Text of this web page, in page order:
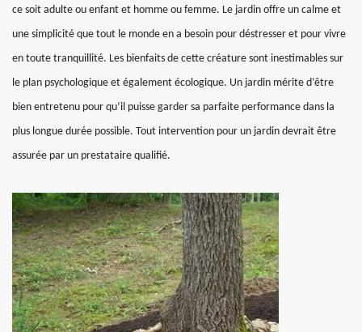
ce soit adulte ou enfant et homme ou femme. Le jardin offre un calme et
une simplicité que tout le monde en a besoin pour déstresser et pour vivre
en toute tranquillité. Les bienfaits de cette créature sont inestimables sur
le plan psychologique et également écologique. Un jardin mérite d’être
bien entretenu pour qu’il puisse garder sa parfaite performance dans la
plus longue durée possible. Tout intervention pour un jardin devrait être
assurée par un prestataire qualifié.